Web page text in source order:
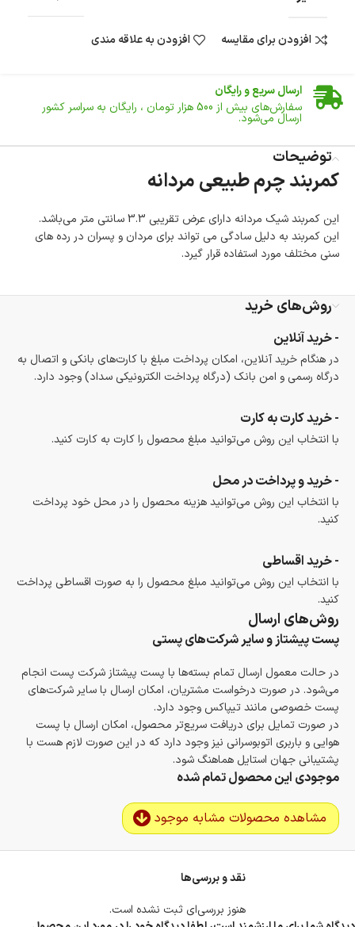
افزودن برای مقایسه افزودن به علاقه مندی
ضمانت اصالت کالا
ارسال سریع و رایگان
سفارش‌های بیش از 500 هزار تومان ، رایگان به سراسر کشور
ارسال می‌شود.
تا 14 روز پس از تحویل کالا می‌توانید آن را برگشت دهید.
امکان پرداخت در محل
وجود دارد.
امکان پرداخت اقساطی
خرید اقساطی با شرایط آسان و بدون ضامن امکان‌پذیر
است.
گارانتی معتبر برای تمامی محصولات ارائه می‌شود.
توضیحات
کمربند چرم طبیعی مردانه
این کمربند شیک مردانه دارای عرض تقریبی 3.3 سانتی متر می‌باشد.
این کمربند به دلیل سادگی می تواند برای مردان و پسران در رده های
سنی مختلف مورد استفاده قرار گیرد.
روش‌های خرید
- خرید آنلاین
در هنگام خرید آنلاین، امکان پرداخت مبلغ با کارت‌های بانکی و اتصال به
درگاه رسمی و امن بانک (درگاه پرداخت الکترونیکی سداد) وجود دارد.
- خرید کارت به کارت
با انتخاب این روش می‌توانید مبلغ محصول را کارت به کارت کنید.
- خرید و پرداخت در محل
با انتخاب این روش می‌توانید هزینه محصول را در محل خود پرداخت
کنید.
- خرید اقساطی
با انتخاب این روش می‌توانید مبلغ محصول را به صورت اقساطی پرداخت
کنید.
روش‌های ارسال
پست پیشتاز و سایر شرکت‌های پستی
در حالت معمول ارسال تمام بسته‌ها با پست پیشتاز شرکت پست انجام
می‌شود. در صورت درخواست مشتریان، امکان ارسال با سایر شرکت‌های
پست خصوصی مانند تیپاکس وجود دارد.
در صورت تمایل برای دریافت سریع‌تر محصول، امکان ارسال با پست
هوایی و باربری اتوبوسرانی نیز وجود دارد که در این صورت لازم هست با
پشتیبانی جهان استایل هماهنگ شود.
موجودی این محصول تمام شده
مشاهده محصولات مشابه موجود
نقد و بررسی‌ها
هنوز بررسی‌ای ثبت نشده است.